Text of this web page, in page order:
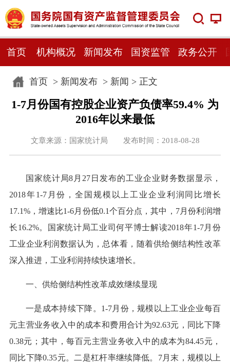
首页 机构概况 新闻发布 国资监管 政务公开
首页> 新闻发布> 新闻 > 正文
1-7月份国有控股企业资产负债率59.4% 为
2016年以来最低
文章来源：国家统计局 发布时间：2018-08-28
国家统计局8月27日发布的工业企业财务数据显示，
2018年1-7月份，全国规模以上工业企业利润同比增长
17.1%，增速比1-6月份低0.1个百分点，其中，7月份利润增
长16.2%。国家统计局工业司何平博士解读2018年1-7月份
工业企业利润数据认为，总体看，随着供给侧结构性改革
深入推进，工业利润持续快速增长。
一、供给侧结构性改革成效继续显现
一是成本持续下降。1-7月份，规模以上工业企业每百
元主营业务收入中的成本和费用合计为92.63元，同比下降
0.38元；其中，每百元主营业务收入中的成本为84.45元，
同比下降0.35元。二是杠杆率继续降低。7月末，规模以上